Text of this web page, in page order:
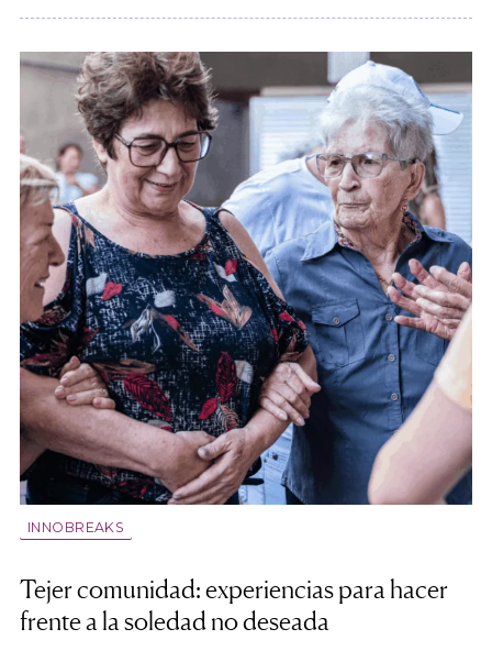
INNOBREAKS
Tejer comunidad: experiencias para hacer
frente a la soledad no deseada